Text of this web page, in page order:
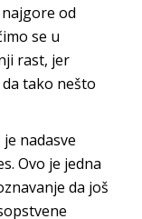
od
se u
rast, jer
tako nešto
nadasve
Ovo je jedna
da još